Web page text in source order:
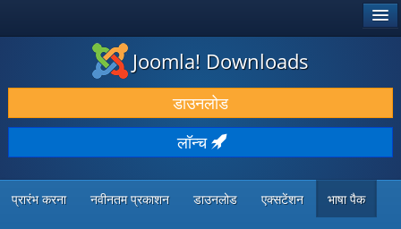
डाउनलोड करें और बढ़ाएं
खोजें और जानें
सामुदायिक समर्थन
डेवलपर संसाधन
Joomla! Downloads
डाउनलोड
लॉन्च
प्रारंभ करना नवीनतम प्रकाशन डाउनलोड एक्सटेंशन भाषा पैक